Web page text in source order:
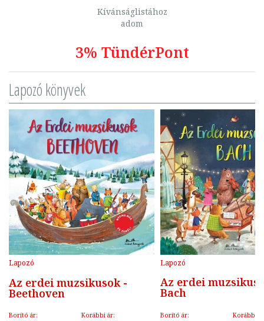
Kívánságlistához
adom
3% TündérPont
Lapozó könyvek
Lapozó
Az erdei muzsikusok -
Beethoven
Borító ár: Korábbi ár:
Lapozó
Az erdei
Bach
Borító ár: Korábbi